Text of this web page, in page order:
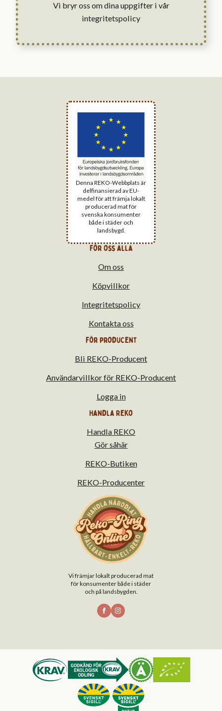
Vi bryr oss om dina uppgifter i vår
integritetspolicy
Vi främjar lokalt producerad mat
för konsumenter både i städer
och på landsbygden.
Handla Reko
Handla REKO
Gör såhär
REKO-Butiken
REKO-Producenter
För producent
Bli REKO-Producent
Användarvillkor för REKO-Producent
Logga in
för oss alla
Om oss
Köpvillkor
Integritetspolicy
Kontakta oss
Denna REKO-Webbplats är
delfinansierad av EU-
medel för att främja lokalt
producerad mat för
svenska konsumenter
både i städer och
landsbygd.